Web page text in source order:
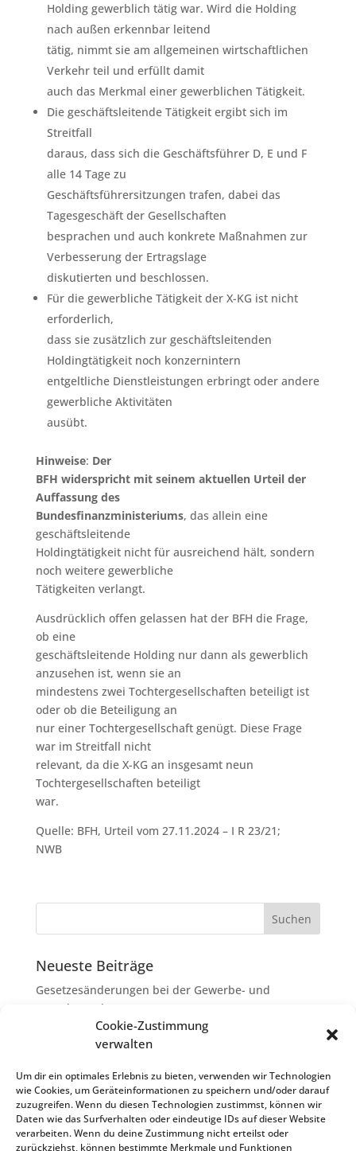
Cookie-Zustimmung
verwalten
Um dir ein optimales Erlebnis zu bieten, verwenden wir Technologien
wie Cookies, um Geräteinformationen zu speichern und/oder darauf
zuzugreifen. Wenn du diesen Technologien zustimmst, können wir
Daten wie das Surfverhalten oder eindeutige IDs auf dieser Website
verarbeiten. Wenn du deine Zustimmung nicht erteilst oder
zurückziehst, können bestimmte Merkmale und Funktionen
Holding gewerblich tätig war. Wird die Holding
nach außen erkennbar leitend
tätig, nimmt sie am allgemeinen wirtschaftlichen
Verkehr teil und erfüllt damit
auch das Merkmal einer gewerblichen Tätigkeit.
Die geschäftsleitende Tätigkeit ergibt sich im
Streitfall
daraus, dass sich die Geschäftsführer D, E und F
alle 14 Tage zu
Geschäftsführersitzungen trafen, dabei das
Tagesgeschäft der Gesellschaften
besprachen und auch konkrete Maßnahmen zur
Verbesserung der Ertragslage
diskutierten und beschlossen.
Für die gewerbliche Tätigkeit der X-KG ist nicht
erforderlich,
dass sie zusätzlich zur geschäftsleitenden
Holdingtätigkeit noch konzernintern
entgeltliche Dienstleistungen erbringt oder andere
gewerbliche Aktivitäten
ausübt.
Hinweise: Der
BFH widerspricht mit seinem aktuellen Urteil der
Auffassung des
Bundesfinanzministeriums, das allein eine
geschäftsleitende
Holdingtätigkeit nicht für ausreichend hält, sondern
noch weitere gewerbliche
Tätigkeiten verlangt.
Ausdrücklich offen gelassen hat der BFH die Frage,
ob eine
geschäftsleitende Holding nur dann als gewerblich
anzusehen ist, wenn sie an
mindestens zwei Tochtergesellschaften beteiligt ist
oder ob die Beteiligung an
nur einer Tochtergesellschaft genügt. Diese Frage
war im Streitfall nicht
relevant, da die X-KG an insgesamt neun
Tochtergesellschaften beteiligt
war.
Quelle: BFH, Urteil vom 27.11.2024 – I R 23/21;
NWB
Neueste Beiträge
Gesetzesänderungen bei der Gewerbe- und
Grunderwerbsteuer
Erbschaftsteuer: Rechtsanwaltskosten bei Streit über
Erbauseinandersetzung als
Umsatzsteuer-Umrechnungskurse Juli 2026
Keine Steuerfreiheit eines sog. Konfusionsgewinns
bei Mutterkapitalgesellschaft